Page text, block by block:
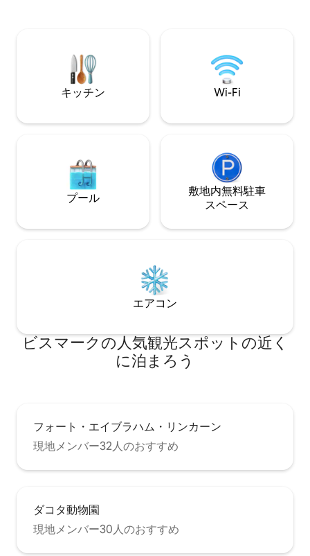
れば幸いです。 上階にはペットがおり、
猫や犬の毛が飛び散ることがありますの
でご注意ください。私たちは最大限の清
潔さを確保するよう努めています。
がありますが、各
り口があり、屋内
とはありません。
活動が行われるこ
キッチン Wi-Fi
プール
敷地内無料駐⁠車
ス⁠ペ⁠ー⁠ス
エアコン
ビスマークの人気観光スポットの近く
に泊まろう
フォート・エイブラハム・リンカーン
現地メンバー32人のおすすめ
ダコタ動物園
現地メンバー30人のおすすめ